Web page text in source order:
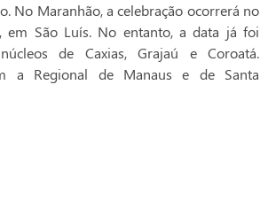
No Maranhão, a celebração ocorrerá no
em São Luís. No entanto, a data já foi
de Caxias, Grajaú e Coroatá.
a Regional de Manaus e de Santa